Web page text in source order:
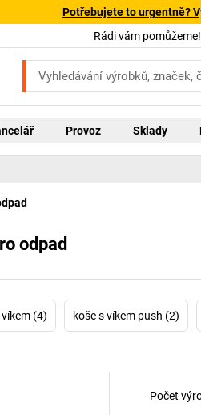
Potřebujete to urgentně?
Rádi vám
Provoz Sklady
odpad
(4) koše s víkem push (2)
Počet